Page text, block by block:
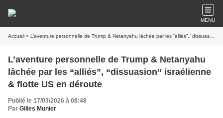
MENU
Accueil » L’aventure personnelle de Trump & Netanyahu lâchée par les “alliés”, “dissuasion” israélienne & flotte US en déroute
L’aventure personnelle de Trump & Netanyahu
lâchée par les “alliés”, “dissuasion” israélienne
& flotte US en déroute
Publié le 17/03/2026 à 08:48
Par Gilles Munier